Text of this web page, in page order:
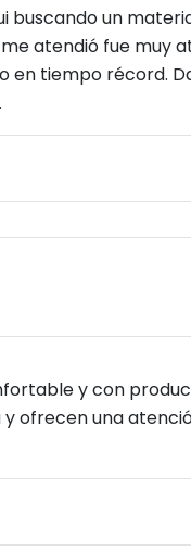
buscando un
atendió fue muy
en tiempo récord.
y con
ofrecen una